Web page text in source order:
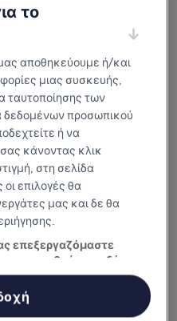
για τη διαμονή σας.
λατρέψετε.
και Android
την εφαρμογή
το
αποθηκεύουμε ή/και
μιας συσκευής,
ταυτοποίησης των
δεδομένων προσωπικού
ή να
σας κάνοντας κλικ
στη σελίδα
επιλογές θα
μας και δε θα
επεξεργαζόμαστε
τα εξής:
Ακριβής σάρωση
ταυτότητας.
μιας συσκευής.
μέτρηση διαφήμισης